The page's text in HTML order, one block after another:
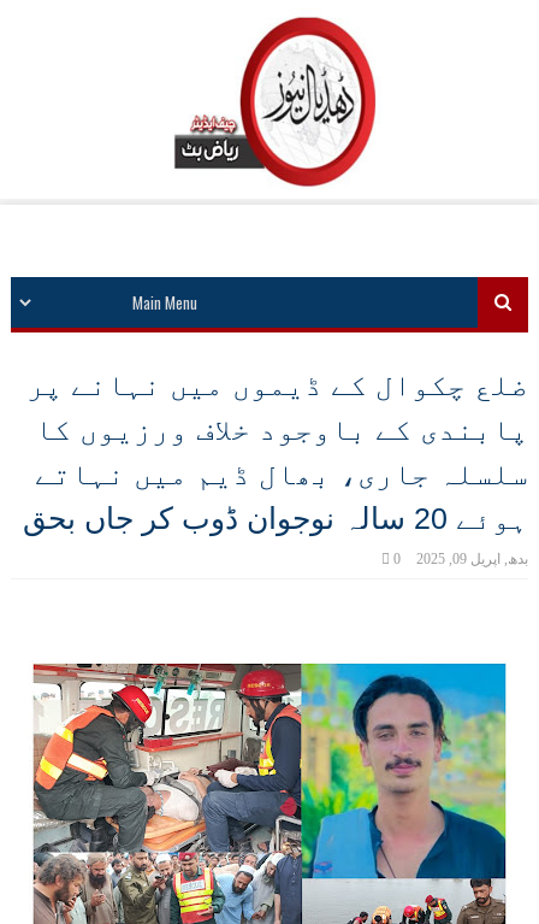
ضلع چکوال کے ڈیموں میں نہانے پر
پابندی کے باوجود خلاف ورزیوں کا
سلسلہ جاری، بھال ڈیم میں نہاتے
ہوئے 20 سالہ نوجوان ڈوب کر جاں بحق
بدھ, اپریل 09, 2025 0